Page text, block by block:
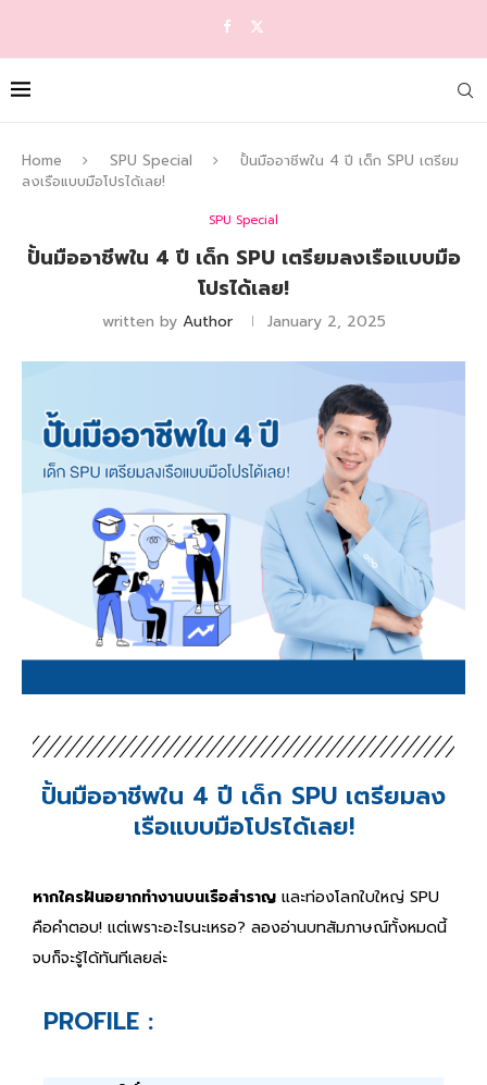
Home SPU Special
ปั้นมืออาชีพใน 4 ปี เด็ก SPU เตรียม
ลงเรือแบบมือโปรได้เลย!
SPU Special
ปั้นมืออาชีพใน 4 ปี เด็ก SPU เตรียมลงเรือแบบมือ
โปรได้เลย!
written by Author January 2, 2025
ปั้นมืออาชีพใน 4 ปี เด็ก SPU เตรียมลง
เรือแบบมือโปรได้เลย!
หากใครฝันอยากทำงานบนเรือสำราญ และท่องโลกใบใหญ่ SPU
คือคำตอบ! แต่เพราะอะไรนะเหรอ? ลองอ่านบทสัมภาษณ์ทั้งหมดนี้
จบก็จะรู้ได้ทันทีเลยล่ะ
PROFILE :